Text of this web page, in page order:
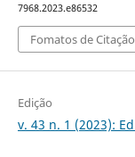
7968.2023.e86532
Fomatos de Citação
Edição
v. 43 n. 1 (2023):